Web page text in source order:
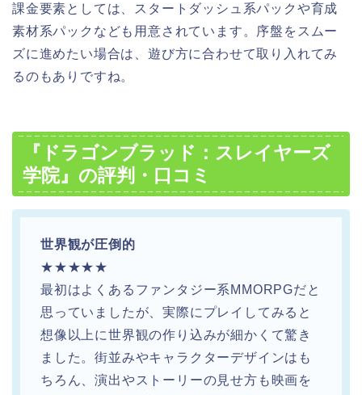
課金要素としては、スタートダッシュ系パックや育成
素材系パックなども用意されています。序盤をスムー
ズに進めたい場合は、遊び方に合わせて取り入れてみ
るのもありですね。
『ドラゴンブラッド：スレイヤーズ
学院』の評判・口コミ
世界観が圧倒的
★★★★★
最初はよくあるファンタジー系MMORPGだと
思っていましたが、実際にプレイしてみると
想像以上に世界観の作り込みが細かくて驚き
ました。街並みやキャラクターデザインはも
ちろん、演出やストーリーの見せ方も映画を